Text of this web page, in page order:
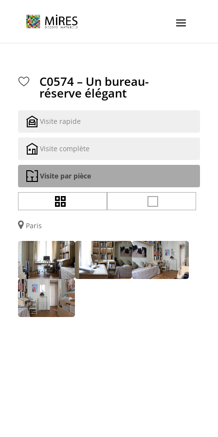
C0574 – Un bureau-
réserve élégant
Visite rapide
Visite complète
Visite par pièce
Paris